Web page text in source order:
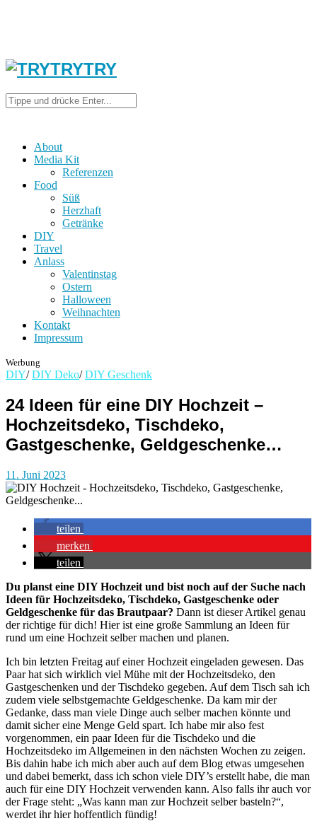
About
Media Kit
Referenzen
Food
Süß
Herzhaft
Getränke
DIY
Travel
Anlass
Valentinstag
Ostern
Halloween
Weihnachten
Kontakt
Impressum
Werbung
DIY/ DIY Deko/ DIY Geschenk
24 Ideen für eine DIY Hochzeit –
Hochzeitsdeko, Tischdeko,
Gastgeschenke, Geldgeschenke…
11. Juni 2023
teilen
merken
teilen
Du planst eine DIY Hochzeit und bist noch auf der Suche nach
Ideen für Hochzeitsdeko, Tischdeko, Gastgeschenke oder
Geldgeschenke für das Brautpaar? Dann ist dieser Artikel genau
der richtige für dich! Hier ist eine große Sammlung an Ideen für
rund um eine Hochzeit selber machen und planen.
Ich bin letzten Freitag auf einer Hochzeit eingeladen gewesen. Das
Paar hat sich wirklich viel Mühe mit der Hochzeitsdeko, den
Gastgeschenken und der Tischdeko gegeben. Auf dem Tisch sah ich
zudem viele selbstgemachte Geldgeschenke. Da kam mir der
Gedanke, dass man viele Dinge auch selber machen könnte und
damit sicher eine Menge Geld spart. Ich habe mir also fest
vorgenommen, ein paar Ideen für die Tischdeko und die
Hochzeitsdeko im Allgemeinen in den nächsten Wochen zu zeigen.
Bis dahin habe ich mich aber auch auf dem Blog etwas umgesehen
und dabei bemerkt, dass ich schon viele DIY’s erstellt habe, die man
auch für eine DIY Hochzeit verwenden kann. Also falls ihr auch vor
der Frage steht: „Was kann man zur Hochzeit selber basteln?“,
werdet ihr hier hoffentlich fündig!